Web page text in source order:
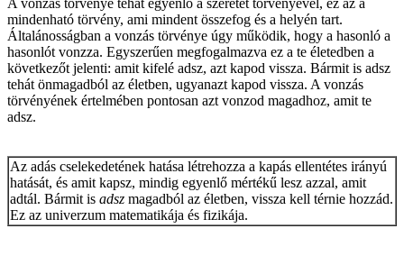
A vonzás törvénye tehát egyenlő a szeretet törvényével, ez az a
mindenható törvény, ami mindent összefog és a helyén tart.
Általánosságban a vonzás törvénye úgy működik, hogy a hasonló a
hasonlót vonzza. Egyszerűen megfogalmazva ez a te életedben a
következőt jelenti: amit kifelé adsz, azt kapod vissza. Bármit is adsz
tehát önmagadból az életben, ugyanazt kapod vissza. A vonzás
törvényének értelmében pontosan azt vonzod magadhoz, amit te
adsz.
Az adás cselekedetének hatása létrehozza a kapás ellentétes irányú
hatását, és amit kapsz, mindig egyenlő mértékű lesz azzal, amit
adtál. Bármit is adsz magadból az életben, vissza kell térnie hozzád.
Ez az univerzum matematikája és fizikája.